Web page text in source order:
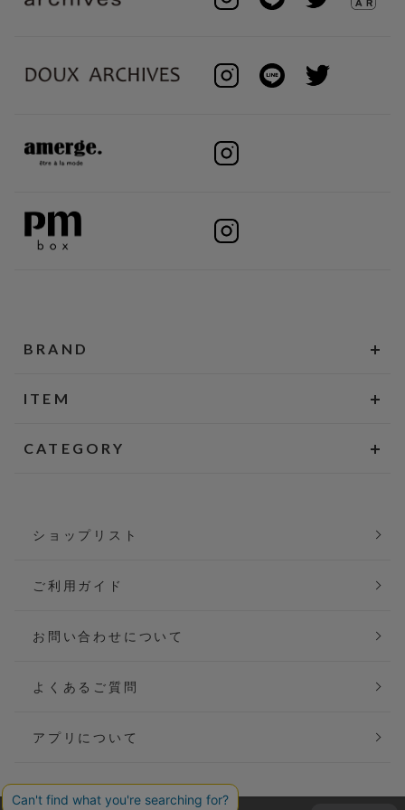
BRAND
ITEM
CATEGORY
ショップリスト
ご利用ガイド
お問い合わせについて
よくあるご質問
アプリについて